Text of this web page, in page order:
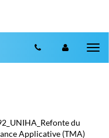
du
Applicative (TMA)